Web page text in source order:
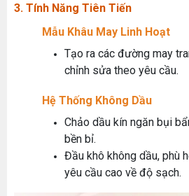
3. Tính Năng Tiên Tiến
Mẫu Khâu May Linh Hoạt
Tạo ra các đường may
chỉnh sửa theo yêu cầu.
Hệ Thống Không Dầu
Chảo dầu kín ngăn bụi
bền bỉ.
Đầu khô không dầu, phù
yêu cầu cao về độ sạch.